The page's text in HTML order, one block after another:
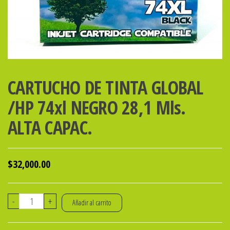
CARTUCHO DE TINTA GLOBAL
/HP 74xl NEGRO 28,1 Mls.
ALTA CAPAC.
$32,000.00
-
CARTUCHO
+ Añadir al carrito